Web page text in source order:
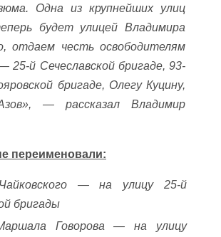
Одна из крупнейших улиц
будет улицей Владимира
отдаем честь освободителям
25-й Сечеславской бригаде, 93-
бригаде, Олегу Куцину,
— рассказал Владимир
переименовали:
— на улицу 25-й
бригады
Говорова — на улицу